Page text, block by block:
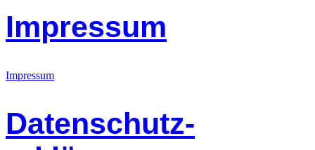
Impressum
Impressum
Datenschutz-